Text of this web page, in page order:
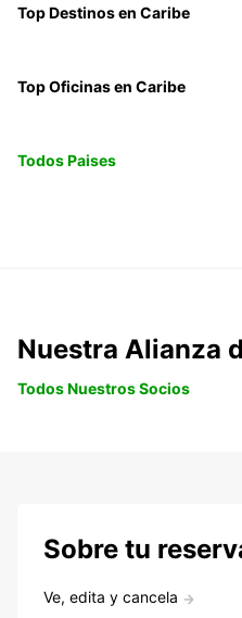
Top Destinos en Caribe
Top Oficinas en Caribe
Todos Paises
Nuestra Alianza
Todos Nuestros Socios
Sobre tu
Ve, edita y cancela